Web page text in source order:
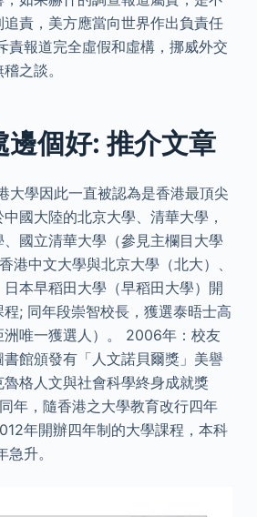
責，美方應當向世界作出負責任
責報道完全虛假和虛構，挪威外交
之談。
邊個好: 推介文章
大學因此一直被認為是香港最頂尖
國大陸的北京大學、清華大學，
國立清華大學（參見主欄目大學
港中文大學與北京大學（北大）、
本早稻田大學（早稻田大學）開
; 同年段崇智校長，獲選泰晤士高
洲唯一獲選人）。 2006年：校友
館頒發有「人文諾貝爾獎」美譽
格人文與社會科學終身成就獎
年，隨香港之大學教育改行四年
年開辦四年制的大學課程，本科
升。